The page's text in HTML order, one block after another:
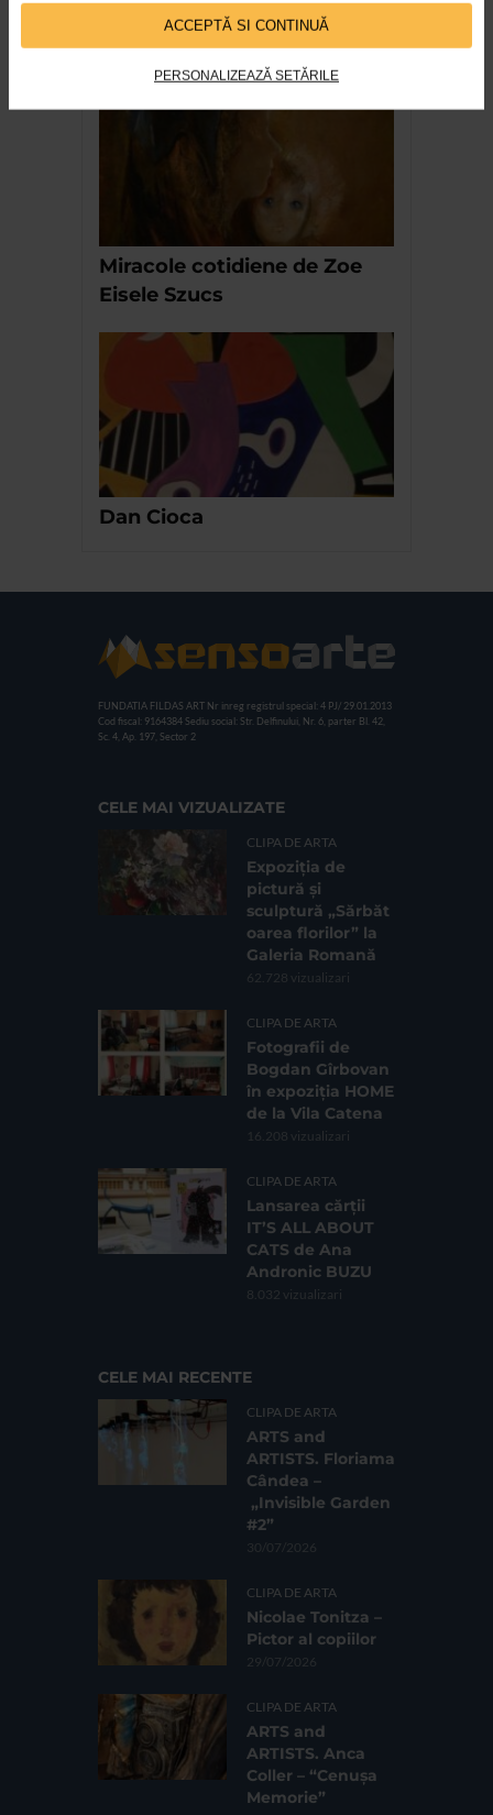
ACCEPTĂ SI CONTINUĂ
PERSONALIZEAZĂ SETĂRILE
Mircea Deac CoLectie de
viata
Miracole cotidiene de Zoe
Eisele Szucs
Dan Cioca
FUNDATIA FILDAS ART Nr inreg registrul special: 4 PJ/ 29.01.2013
Cod fiscal: 9164384 Sediu social: Str. Delfinului, Nr. 6, parter Bl. 42,
Sc. 4, Ap. 197, Sector 2
CELE MAI VIZUALIZATE
CLIPA DE ARTA
Expoziția de
pictură și
sculptură „Sărbăt
oarea florilor” la
Galeria Romană
62.728 vizualizari
CLIPA DE ARTA
Fotografii de
Bogdan Gîrbovan
în expoziția HOME
de la Vila Catena
16.208 vizualizari
CLIPA DE ARTA
Lansarea cărții
IT’S ALL ABOUT
CATS de Ana
Andronic BUZU
8.032 vizualizari
CELE MAI RECENTE
CLIPA DE ARTA
ARTS and
ARTISTS. Floriama
Cândea –
„Invisible Garden
#2”
30/07/2026
CLIPA DE ARTA
Nicolae Tonitza –
Pictor al copiilor
29/07/2026
CLIPA DE ARTA
ARTS and
ARTISTS. Anca
Coller – “Cenușa
Memorie”